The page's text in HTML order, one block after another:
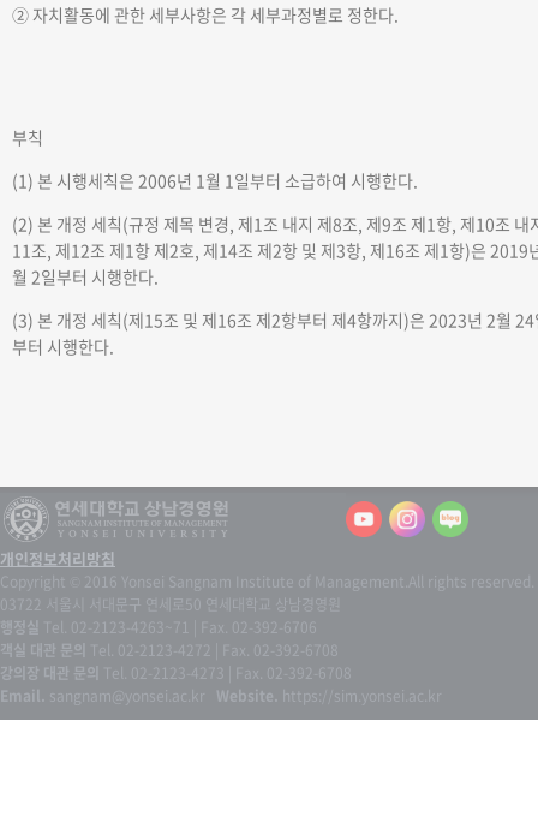
② 자치활동에 관한 세부사항은 각 세부과정별로 정한다.
부칙
(1) 본 시행세칙은 2006년 1월 1일부터 소급하여 시행한다.
(2) 본 개정 세칙(규정 제목 변경, 제1조 내지 제8조, 제9조 제1항, 제10조 내
11조, 제12조 제1항 제2호, 제14조 제2항 및 제3항, 제16조 제1항)은 2019
월 2일부터 시행한다.
(3) 본 개정 세칙(제15조 및 제16조 제2항부터 제4항까지)은 2023년 2월
부터 시행한다.
개인정보처리방침
Copyright © 2016 Yonsei Sangnam Institute of Management.All rights reserved.
03722 서울시 서대문구 연세로50 연세대학교 상남경영원
행정실 Tel. 02-2123-4263~71 | Fax. 02-392-6706
객실 대관 문의 Tel. 02-2123-4272 | Fax. 02-392-6708
강의장 대관 문의 Tel. 02-2123-4273 | Fax. 02-392-6708
Email. sangnam@yonsei.ac.kr Website. https://sim.yonsei.ac.kr